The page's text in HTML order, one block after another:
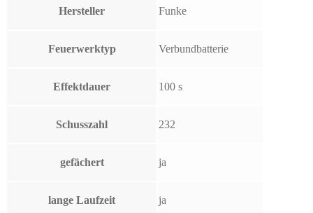
Hersteller Funke
Feuerwerktyp Verbundbatterie
Effektdauer 100 s
Schusszahl 232
gefächert ja
lange Laufzeit ja